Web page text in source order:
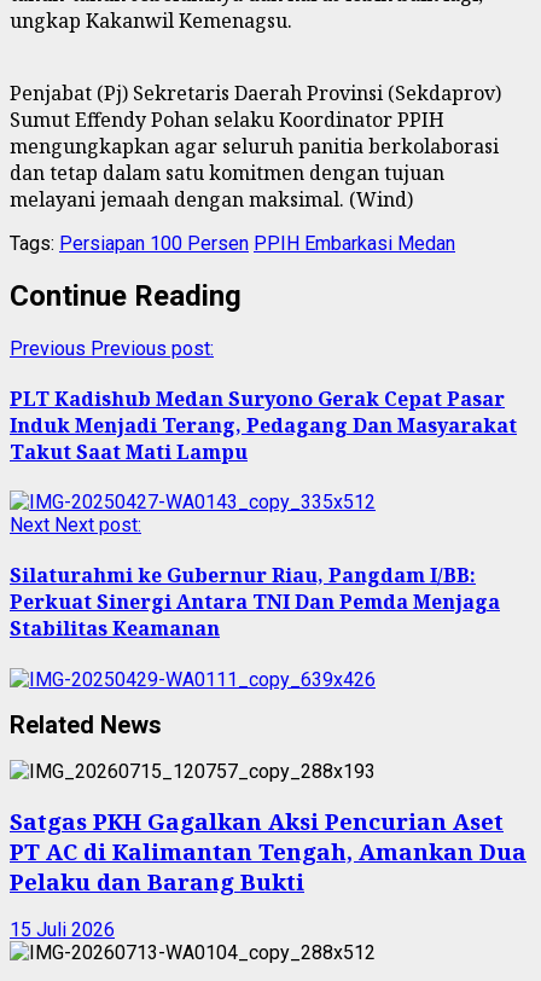
ungkap Kakanwil Kemenagsu.
Penjabat (Pj) Sekretaris Daerah Provinsi (Sekdaprov)
Sumut Effendy Pohan selaku Koordinator PPIH
mengungkapkan agar seluruh panitia berkolaborasi
dan tetap dalam satu komitmen dengan tujuan
melayani jemaah dengan maksimal. (Wind)
Tags: Persiapan 100 Persen PPIH Embarkasi Medan
Continue Reading
Previous Previous post:
PLT Kadishub Medan Suryono Gerak Cepat Pasar
Induk Menjadi Terang, Pedagang Dan Masyarakat
Takut Saat Mati Lampu
Next Next post:
Silaturahmi ke Gubernur Riau, Pangdam I/BB:
Perkuat Sinergi Antara TNI Dan Pemda Menjaga
Stabilitas Keamanan
Related News
Satgas PKH Gagalkan Aksi Pencurian Aset
PT AC di Kalimantan Tengah, Amankan Dua
Pelaku dan Barang Bukti
15 Juli 2026